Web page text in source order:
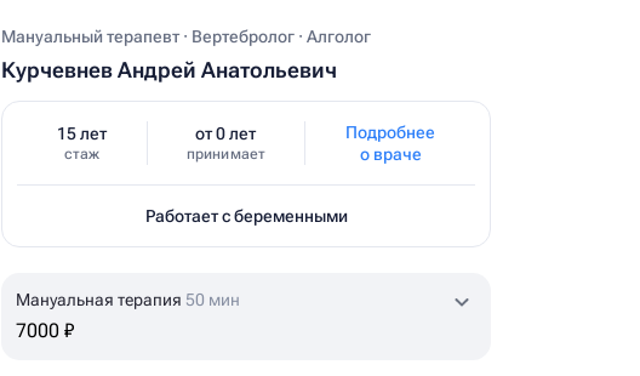
Мануальный терапевт · Вертебролог · Алголог
Курчевнев Андрей Анатольевич
15 лет
стаж
от 0 лет
принимает
Подробнее
о враче
Работает с беременными
Мануальная терапия 50 мин
7000 ₽